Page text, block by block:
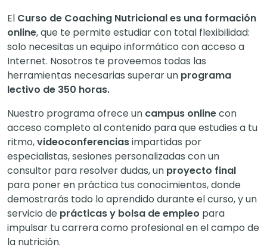
El Curso de Coaching Nutricional es una formación
online, que te permite estudiar con total flexibilidad:
solo necesitas un equipo informático con acceso a
Internet. Nosotros te proveemos todas las
herramientas necesarias superar un programa
lectivo de 350 horas.
Nuestro programa ofrece un campus onlinecon
acceso completo al contenido para que estudies a tu
ritmo,videoconferenciasimpartidas por
especialistas, sesiones personalizadas con un
consultor para resolver dudas, un proyecto final
para poner en práctica tus conocimientos, donde
demostrarás todo lo aprendido durante el curso, y un
servicio de prácticas y bolsa de empleo para
impulsar tu carrera como profesional en el campo de
la nutrición.